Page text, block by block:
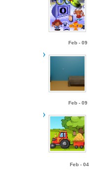
Feb - 09
Feb - 09
Feb -